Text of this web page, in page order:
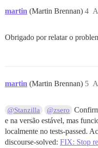
martin (Martin Brennan) 4
Obrigado por relatar o
martin (Martin Brennan) 5
@Stanzilla @zsero
e na versão estável, mas
localmente no tests-passed.
discourse-solved: FIX: Stop